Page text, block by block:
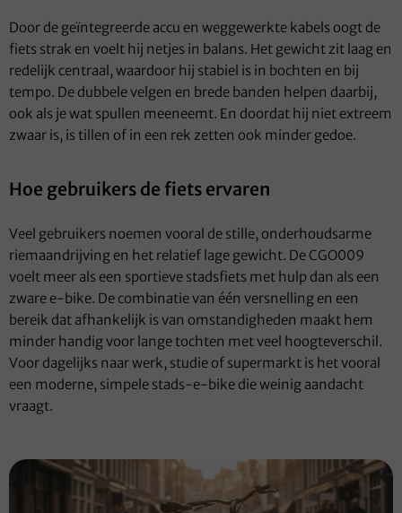
Door de geïntegreerde accu en weggewerkte kabels oogt de
fiets strak en voelt hij netjes in balans. Het gewicht zit laag en
redelijk centraal, waardoor hij stabiel is in bochten en bij
tempo. De dubbele velgen en brede banden helpen daarbij,
ook als je wat spullen meeneemt. En doordat hij niet extreem
zwaar is, is tillen of in een rek zetten ook minder gedoe.
Hoe gebruikers de fiets ervaren
Veel gebruikers noemen vooral de stille, onderhoudsarme
riemaandrijving en het relatief lage gewicht. De CGO009
voelt meer als een sportieve stadsfiets met hulp dan als een
zware e-bike. De combinatie van één versnelling en een
bereik dat afhankelijk is van omstandigheden maakt hem
minder handig voor lange tochten met veel hoogteverschil.
Voor dagelijks naar werk, studie of supermarkt is het vooral
een moderne, simpele stads-e-bike die weinig aandacht
vraagt.